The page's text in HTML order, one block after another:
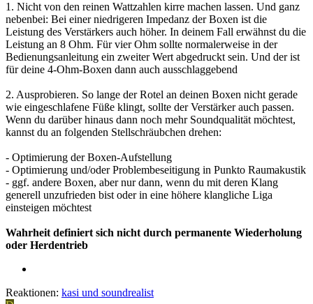
1. Nicht von den reinen Wattzahlen kirre machen lassen. Und ganz
nebenbei: Bei einer niedrigeren Impedanz der Boxen ist die
Leistung des Verstärkers auch höher. In deinem Fall erwähnst du die
Leistung an 8 Ohm. Für vier Ohm sollte normalerweise in der
Bedienungsanleitung ein zweiter Wert abgedruckt sein. Und der ist
für deine 4-Ohm-Boxen dann auch ausschlaggebend
2. Ausprobieren. So lange der Rotel an deinen Boxen nicht gerade
wie eingeschlafene Füße klingt, sollte der Verstärker auch passen.
Wenn du darüber hinaus dann noch mehr Soundqualität möchtest,
kannst du an folgenden Stellschräubchen drehen:
- Optimierung der Boxen-Aufstellung
- Optimierung und/oder Problembeseitigung in Punkto Raumakustik
- ggf. andere Boxen, aber nur dann, wenn du mit deren Klang
generell unzufrieden bist oder in eine höhere klangliche Liga
einsteigen möchtest
Wahrheit definiert sich nicht durch permanente Wiederholung
oder Herdentrieb
Reaktionen: kasi und soundrealist